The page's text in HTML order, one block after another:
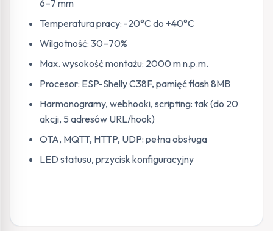
6–7 mm
Temperatura pracy: -20°C do +40°C
Wilgotność: 30–70%
Max. wysokość montażu: 2000 m n.p.m.
Procesor: ESP-Shelly C38F, pamięć flash 8MB
Harmonogramy, webhooki, scripting: tak (do 20
akcji, 5 adresów URL/hook)
OTA, MQTT, HTTP, UDP: pełna obsługa
LED statusu, przycisk konfiguracyjny